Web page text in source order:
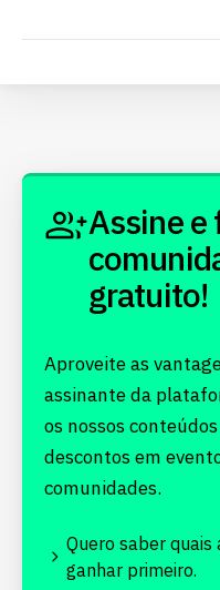
Assine e
gratuito!
Aproveite as
assinante da
os nossos
descontos em
comunidades.
Quero saber quais
ganhar primeiro.